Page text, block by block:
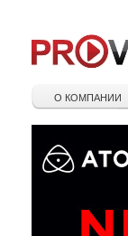
О КОМПАНИИ